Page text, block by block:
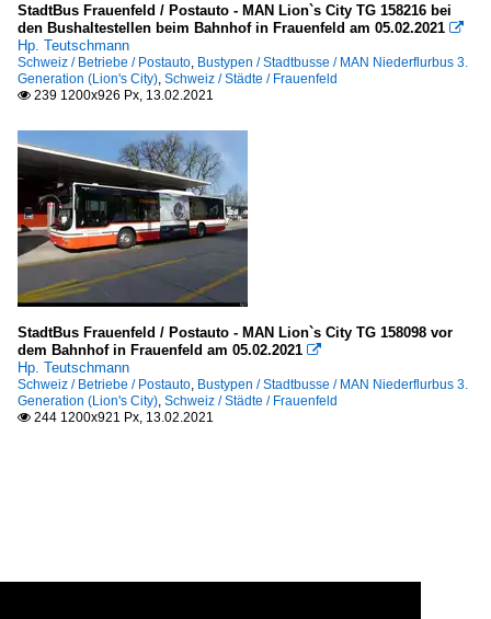
StadtBus Frauenfeld / Postauto - MAN Lion`s City TG 158216 bei
den Bushaltestellen beim Bahnhof in Frauenfeld am 05.02.2021 
Hp. Teutschmann
Schweiz / Betriebe / Postauto Bustypen / Stadtbusse / MAN Niederflurbus 3.
Generation (Lion's City) Schweiz / Städte / Frauenfeld
 239 1200x926 Px, 13.02.2021
StadtBus Frauenfeld / Postauto - MAN Lion`s City TG 158098 vor
dem Bahnhof in Frauenfeld am 05.02.2021 
Hp. Teutschmann
Schweiz / Betriebe / Postauto Bustypen / Stadtbusse / MAN Niederflurbus 3.
Generation (Lion's City) Schweiz / Städte / Frauenfeld
 244 1200x921 Px, 13.02.2021